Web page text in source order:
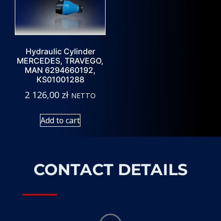
Hydraulic Cylinder
MERCEDES, TRAVEGO,
MAN 6294660192,
KS01001288
2 126,00 zł NETTO
Add to cart
CONTACT DETAILS